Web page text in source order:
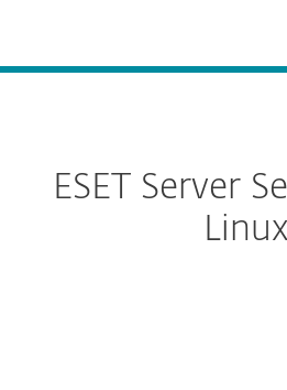
ESET Server
Linux